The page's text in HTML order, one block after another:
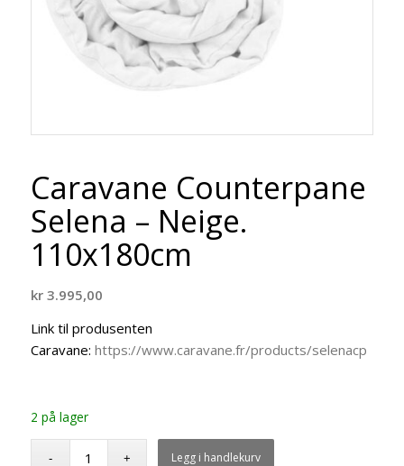
Caravane Counterpane
Selena – Neige.
110x180cm
kr3.995,00
Link til produsenten
Caravane: https://www.caravane.fr/products/selenacp
2 på lager
Legg i handlekurv